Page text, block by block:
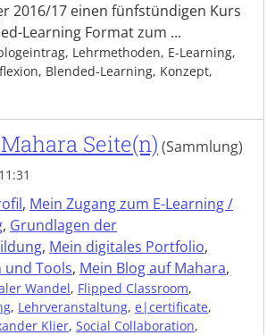
2016/17 einen fünfstündigen Kurs
Learning Format zum ...
Lehrmethoden, E-Learning,
Blended-Learning, Konzept,
Seite(n) (Sammlung)
, Mein Zugang zum E-Learning /
, Grundlagen der
, Mein digitales Portfolio,
Tools, Mein Blog auf Mahara,
Wandel, Flipped Classroom,
, Lehrveranstaltung, e|certificate,
Klier, Social Collaboration,